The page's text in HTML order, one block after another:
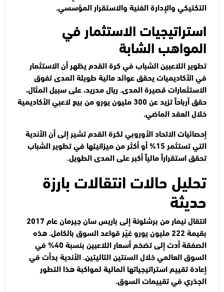
التكتيكي والإدارة الفنية والاستقرار المؤسسي.
استراتيجيات الاستثمار في
المواهب الشابة
تطوير اللاعبين الشباب في كرة القدميظهر أن الاستثمار
في الأكاديميات يحقق عوائد مالية طويلة المدى تفوق
الاستثمارات قصيرة المدى. ريال مدريد، على سبيل المثال،
حقق أرباحاً تزيد عن 300 مليون يورو من بيع لاعبي الأكاديمية
خلال العقد الماضي.
إحصائيات الاتحاد الأوروبي لكرة القدم تشير إلى أن الأندية
التي تستثمر 15% أو أكثر من ميزانيتها في تطوير الشباب
تحقق استقراراً مالياً أكبر على المدى الطويل.
تحليل حالات انتقالات بارزة
حديثة
انتقال نيمار من برشلونة إلى باريس سان جيرمان عام 2017
بقيمة 222 مليون يورو غيّر قواعد السوق بالكامل. هذه
الصفقة أدت إلى تضخم أسعار اللاعبين بنسبة 40% في
السوق العالمي خلال السنتين التاليتين. الأندية بدأت في
إعادة تقييم استراتيجياتها المالية لمواكبة هذا التطور
الجذري في تقييمات السوق.